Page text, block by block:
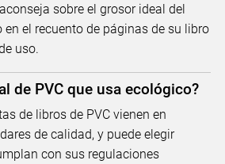
sobre el grosor ideal del
el recuento de páginas de su libro
uso.
de PVC que usa ecológico?
de libros de PVC vienen en
de calidad, y puede elegir
con sus regulaciones